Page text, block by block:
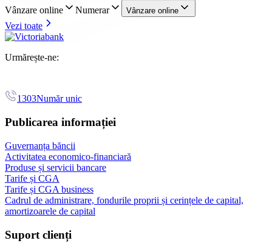
Vânzare online Numerar Vânzare online
Vezi toate
Urmărește-ne:
1303Număr unic
Publicarea informației
Guvernanța băncii
Activitatea economico-financiară
Produse și servicii bancare
Tarife și CGA
Tarife și CGA business
Cadrul de administrare, fondurile proprii și cerințele de capital,
amortizoarele de capital
Suport clienți